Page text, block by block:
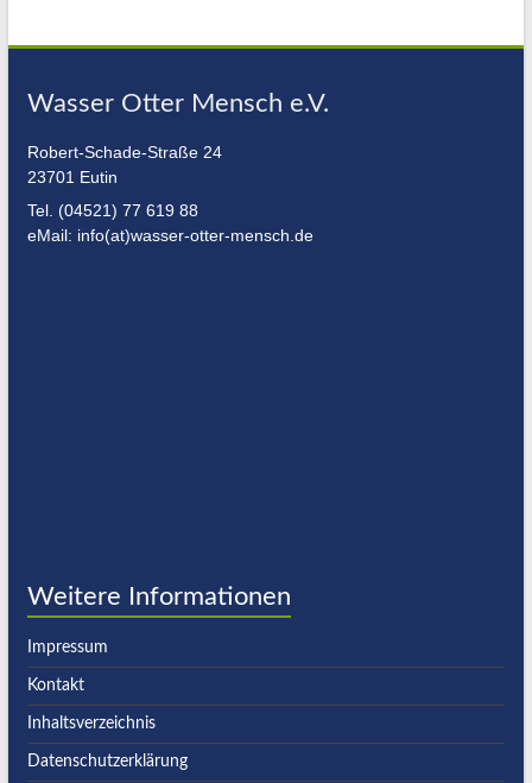
Wasser Otter Mensch e.V.
Robert-Schade-Straße 24
23701 Eutin
Tel. (04521) 77 619 88
eMail: info(at)wasser-otter-mensch.de
Weitere Informationen
Impressum
Kontakt
Inhaltsverzeichnis
Datenschutzerklärung